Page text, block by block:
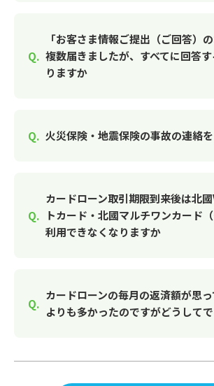
「お客さま情報ご提出（ご回答）
複数届きましたが、すべてに回答
りますか
火災保険・地震保険の事故の連絡
カードローン取引期限到来後は北
トカード・北國マルチワンカード
利用できなくなりますか
カードローンの毎月の返済額が思
よりも多かったのですがどうして